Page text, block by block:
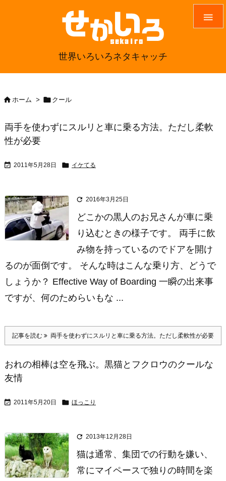
世界いろいろネタキャッチ

ホーム >  クール
両手を使わずにスルリと車に乗る方法。ただし柔軟
性が必要
 2011年5月28日  イケてる
 2016年3月25日
どこかの黒人のお兄さんが車に乗
り込むときの様子です。 両手に飲
み物を持っているのでドアを開け
るのが面倒です。 そんな時はこんな乗り方、どうで
しょうか？ Effective Way of Boarding 一瞬の出来事
ですが、何のためらいもな ...
記事を読む 両手を使わずにスルリと車に乗る方法。ただし柔軟性が必要
おれの相棒は空を飛ぶ。黒猫とフクロウのクールな
友情
 2011年5月20日  ほっこり
 2013年12月28日
猫は通常、集団での行動を嫌い、
常にマイペースで独りの時間を楽